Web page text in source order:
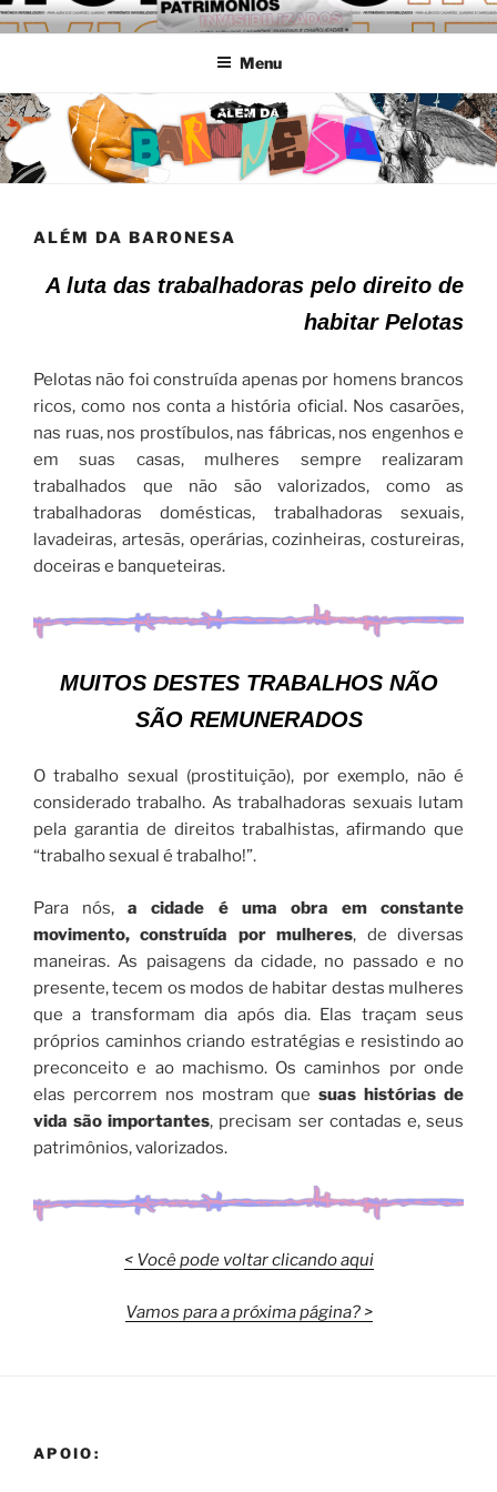
Pular
para
conteúdo
MARGENS: DIFERENTES
FORMAS DE HABITAR
PELOTAS
Universidade Federal de Pelotas
Menu
ALÉM DA BARONESA
A luta das trabalhadoras pelo direito de
habitar Pelotas
Pelotas não foi construída apenas por homens brancos
ricos, como nos conta a história oficial. Nos casarões,
nas ruas, nos prostíbulos, nas fábricas, nos engenhos e
em suas casas, mulheres sempre realizaram
trabalhados que não são valorizados, como as
trabalhadoras domésticas, trabalhadoras sexuais,
lavadeiras, artesãs, operárias, cozinheiras, costureiras,
doceiras e banqueteiras.
MUITOS DESTES TRABALHOS NÃO
SÃO REMUNERADOS
O trabalho sexual (prostituição), por exemplo, não é
considerado trabalho. As trabalhadoras sexuais lutam
pela garantia de direitos trabalhistas, afirmando que
“trabalho sexual é trabalho!”.
Para nós,a cidade é uma obra em constante
movimento, construída por mulheres, de diversas
maneiras. As paisagens da cidade, no passado e no
presente, tecem os modos de habitar destas mulheres
que a transformam dia após dia. Elas traçam seus
próprios caminhos criando estratégias e resistindo ao
preconceito e ao machismo. Os caminhos por onde
elas percorrem nos mostram quesuas histórias de
vida são importantes, precisam ser contadas e, seus
patrimônios, valorizados.
< Você pode voltar clicando aqui
Vamos para a próxima página? >
APOIO: